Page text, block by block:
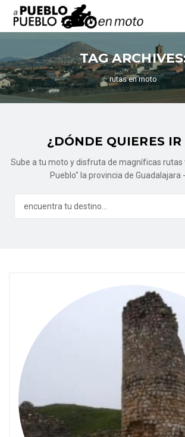
TAG
rutas en moto
¿DÓNDE QUIERES IR
Sube a tu moto y disfruta de magníficas rutas
Pueblo" la provincia de Guadalajara